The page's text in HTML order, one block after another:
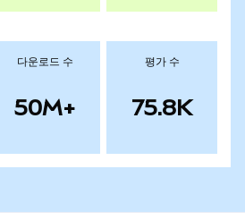
다운로드 수
50M+
평가 수
75.8K